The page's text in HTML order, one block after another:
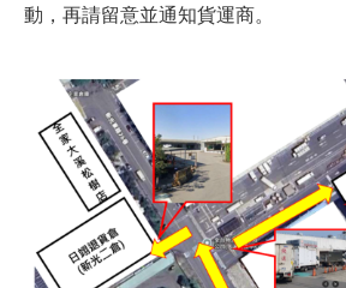
動，再請留意並通知貨運商。